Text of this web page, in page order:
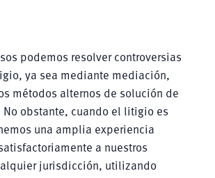
podemos resolver controversias
ya sea mediante mediación,
métodos alternos de solución de
No obstante, cuando el litigio es
una amplia experiencia
a nuestros
jurisdicción, utilizando